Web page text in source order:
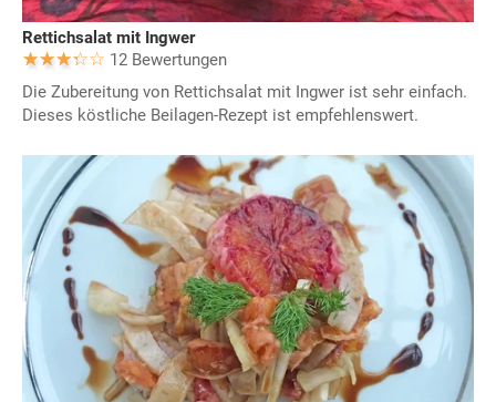
Rettichsalat mit Ingwer
12 Bewertungen
Die Zubereitung von Rettichsalat mit Ingwer ist sehr einfach.
Dieses köstliche Beilagen-Rezept ist empfehlenswert.